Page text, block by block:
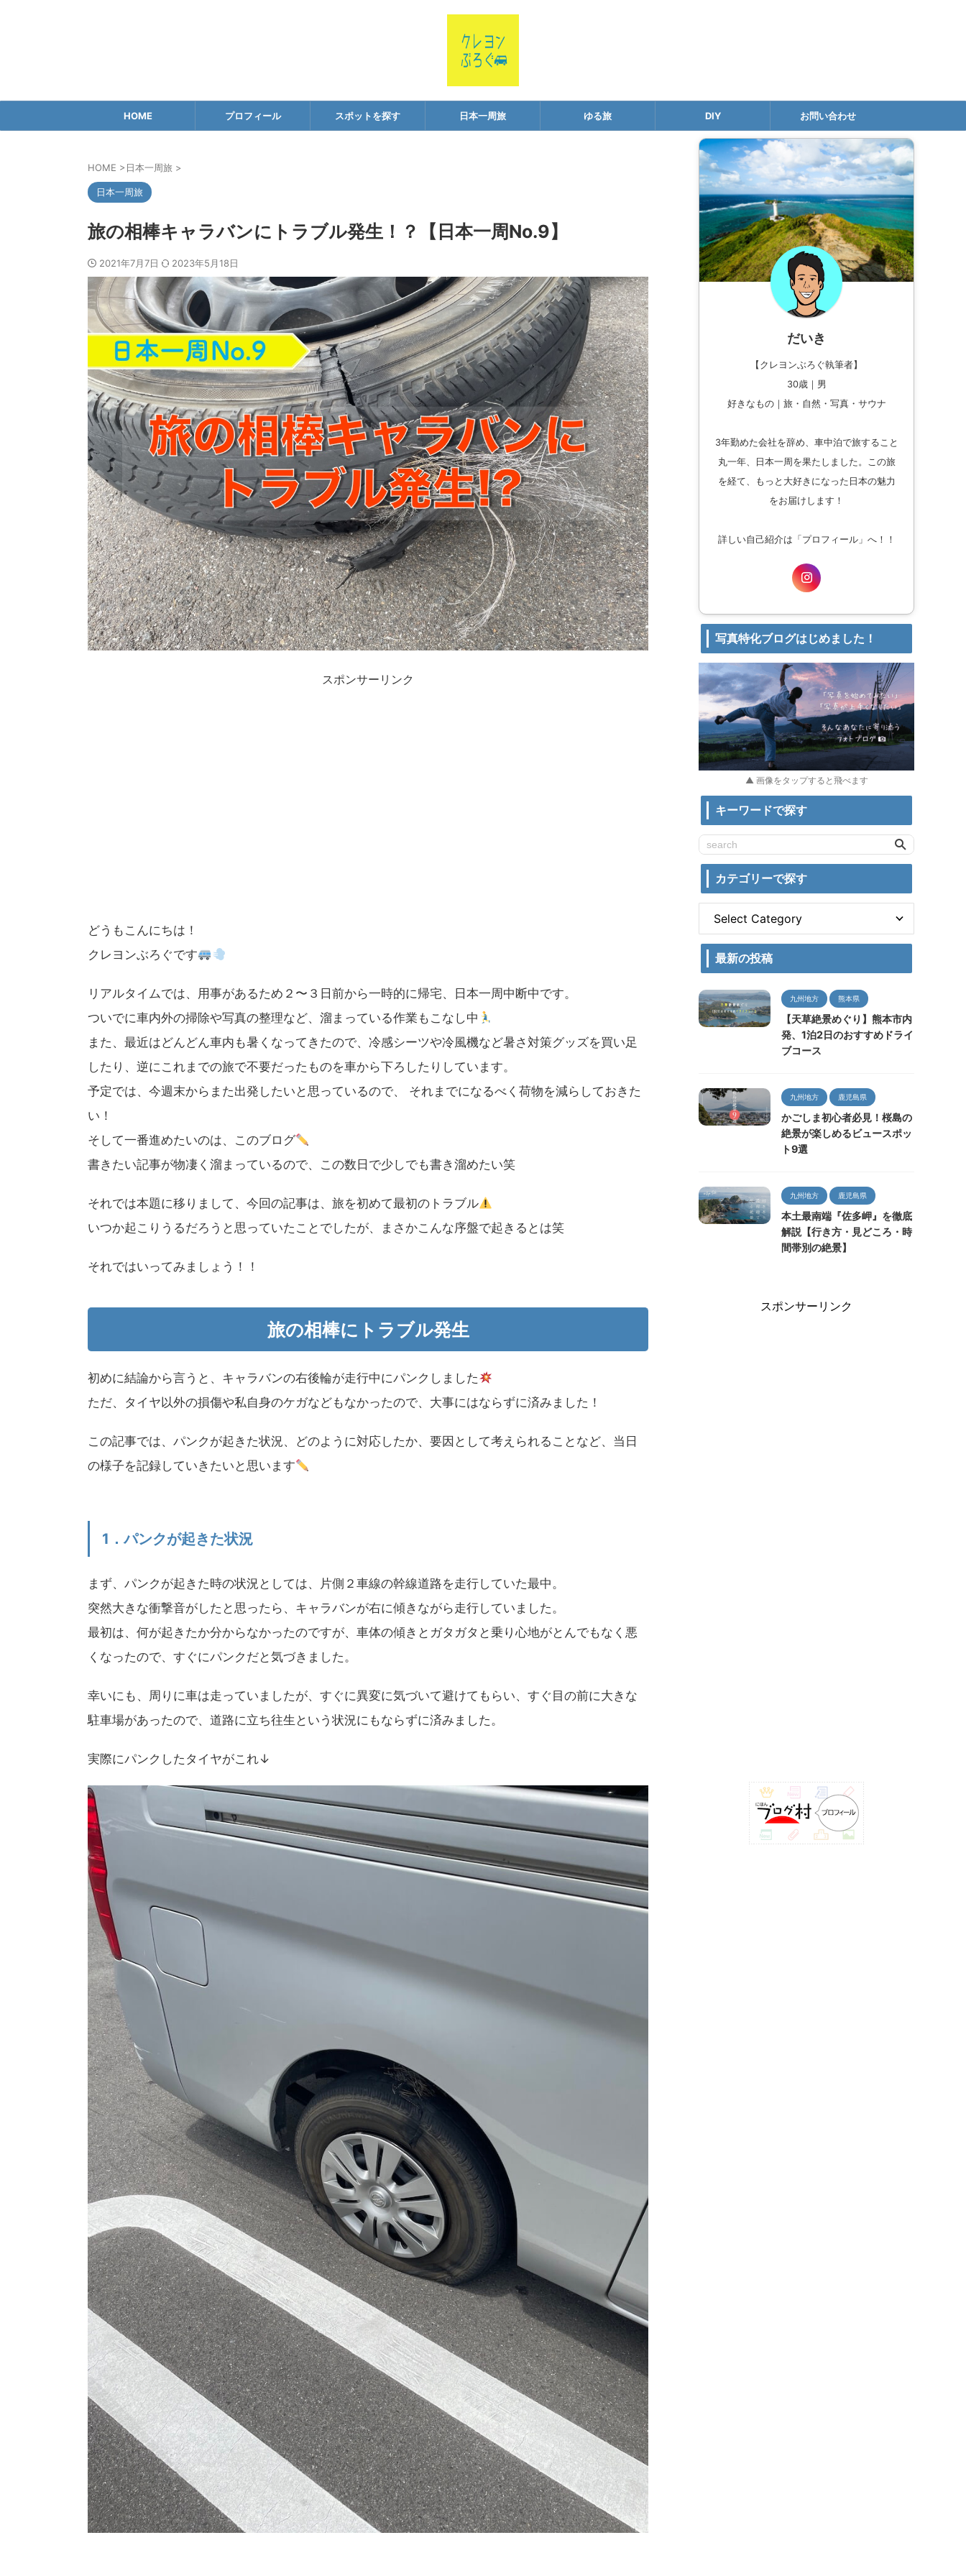
HOME プロフィール スポットを探す 日本一周旅 ゆる旅 DIY お問い合わせ
HOME >日本一周旅 >
日本一周旅
旅の相棒キャラバンにトラブル発生！？【日本一周No.9】
2021年7月7日 2023年5月18日
スポンサーリンク
どうもこんにちは！
クレヨンぶろぐです
リアルタイムでは、用事があるため２〜３日前から一時的に帰宅、日本一周中断中です。
ついでに車内外の掃除や写真の整理など、溜まっている作業もこなし中
また、最近はどんどん車内も暑くなってきたので、冷感シーツや冷風機など暑さ対策グッズを買い足
したり、逆にこれまでの旅で不要だったものを車から下ろしたりしています。
予定では、今週末からまた出発したいと思っているので、 それまでになるべく荷物を減らしておきた
い！
そして一番進めたいのは、このブログ
書きたい記事が物凄く溜まっているので、この数日で少しでも書き溜めたい笑
それでは本題に移りまして、今回の記事は、旅を初めて最初のトラブル
いつか起こりうるだろうと思っていたことでしたが、まさかこんな序盤で起きるとは笑
それではいってみましょう！！
旅の相棒にトラブル発生
初めに結論から言うと、キャラバンの右後輪が走行中にパンクしました
ただ、タイヤ以外の損傷や私自身のケガなどもなかったので、大事にはならずに済みました！
この記事では、パンクが起きた状況、どのように対応したか、要因として考えられることなど、当日
の様子を記録していきたいと思います
1．パンクが起きた状況
まず、パンクが起きた時の状況としては、片側２車線の幹線道路を走行していた最中。
突然大きな衝撃音がしたと思ったら、キャラバンが右に傾きながら走行していました。
最初は、何が起きたか分からなかったのですが、車体の傾きとガタガタと乗り心地がとんでもなく悪
くなったので、すぐにパンクだと気づきました。
幸いにも、周りに車は走っていましたが、すぐに異変に気づいて避けてもらい、すぐ目の前に大きな
駐車場があったので、道路に立ち往生という状況にもならずに済みました。
実際にパンクしたタイヤがこれ↓
だいき
【クレヨンぶろぐ執筆者】
30歳｜男
好きなもの｜旅・自然・写真・サウナ
3年勤めた会社を辞め、車中泊で旅すること
丸一年、日本一周を果たしました。この旅
を経て、もっと大好きになった日本の魅力
をお届けします！
詳しい自己紹介は「プロフィール」へ！！
写真特化ブログはじめました！
▲ 画像をタップすると飛べます
キーワードで探す
カテゴリーで探す
最新の投稿
九州地方 熊本県
【天草絶景めぐり】熊本市内
発、1泊2日のおすすめドライ
ブコース
九州地方 鹿児島県
かごしま初心者必見！桜島の
絶景が楽しめるビュースポッ
ト9選
九州地方 鹿児島県
本土最南端『佐多岬』を徹底
解説【行き方・見どころ・時
間帯別の絶景】
スポンサーリンク